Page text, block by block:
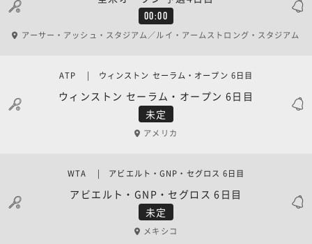
00:00
アーサー・アッシュ・スタジアム／ルイ・アームストロング・スタジアム
未定
ウィンストン セーラム・オープン 6日目
ATP | ウィンストン セーラム・オープン 6日目
アメリカ
未定
アビエルト・GNP・セグロス 6日目
WTA | アビエルト・GNP・セグロス 6日目
メキシコ